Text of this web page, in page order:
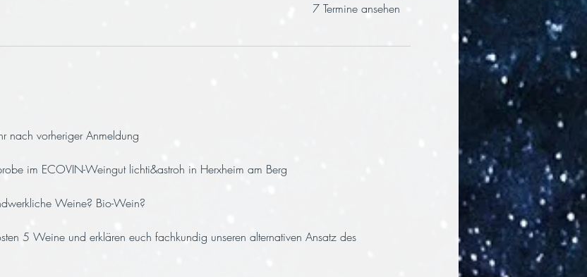
7 Termine ansehen
nach vorheriger Anmeldung
im ECOVIN-Weingut lichti&astroh in Herxheim am Berg
Weine? Bio-Wein?
5 Weine und erklären euch fachkundig unseren alternativen Ansatz des